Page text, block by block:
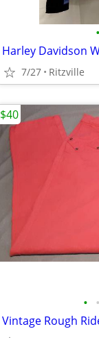
•
Harley Davidson
7/27 Ritzville
• •
Vintage Rough
$40